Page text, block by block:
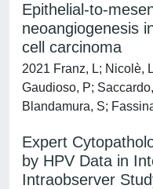
Epithelial-to-
neoangiogenesis
cell carcinoma
2021 Franz, L; Nicolè,
Gaudioso, P;
Blandamura, S;
Expert
by HPV Data in
Intraobserver